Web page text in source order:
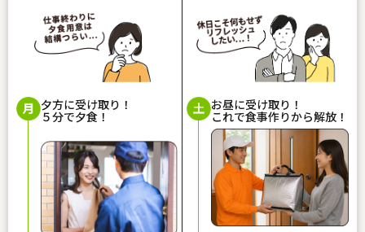
夕方に受け取り！
５分で夕食！
お昼に受け取り！
これで食事作りから解放！